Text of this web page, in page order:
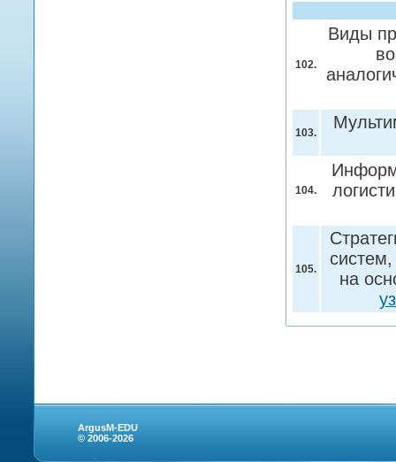
102.
Виды
103.
104.
105.
на
ArgusM-EDU
© 2006-2026